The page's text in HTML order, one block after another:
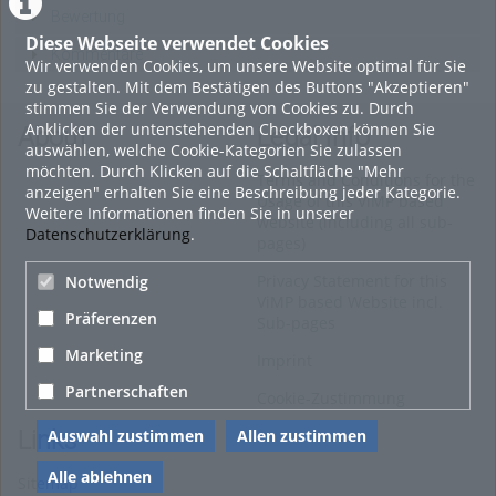
Diese Webseite verwendet Cookies
Wir verwenden Cookies, um unsere Website optimal für Sie
zu gestalten. Mit dem Bestätigen des Buttons "Akzeptieren"
stimmen Sie der Verwendung von Cookies zu. Durch
Anklicken der untenstehenden Checkboxen können Sie
auswählen, welche Cookie-Kategorien Sie zulassen
möchten. Durch Klicken auf die Schaltfläche "Mehr
anzeigen" erhalten Sie eine Beschreibung jeder Kategorie.
Weitere Informationen finden Sie in unserer
Datenschutzerklärung.
Notwendig
Präferenzen
Marketing
Partnerschaften
Auswahl zustimmen
Allen zustimmen
Alle ablehnen
Kommentare
About Legal Info
Terms and Conditions for the
Usage of this ViMP based
website (including all sub-
Links
Sitemap